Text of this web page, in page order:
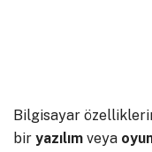
Bilgisayar
bir yazılım veya